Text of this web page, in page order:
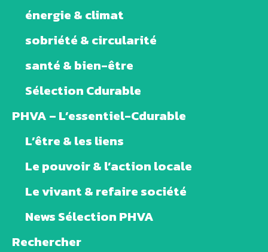
énergie & climat
sobriété & circularité
santé & bien-être
Sélection Cdurable
PHVA – L’essentiel-Cdurable
L’être & les liens
Le pouvoir & l’action locale
Le vivant & refaire société
News Sélection PHVA
Rechercher